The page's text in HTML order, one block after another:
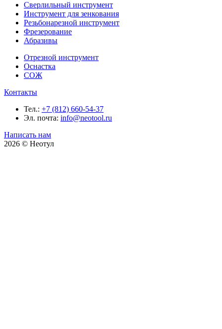
Сверлильный инструмент
Инструмент для зенкования
Резьбонарезной инструмент
Фрезерование
Абразивы
Отрезной инструмент
Оснастка
СОЖ
Контакты
Тел.: +7 (812) 660-54-37
Эл. почта: info@neotool.ru
Написать нам
2026 © Неотул